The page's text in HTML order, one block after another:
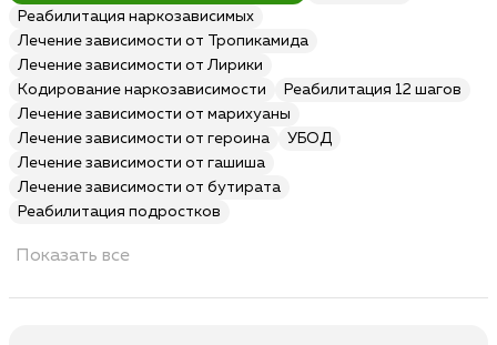
Реабилитация наркозависимых
Лечение зависимости от Тропикамида
Лечение зависимости от Лирики
Кодирование наркозависимости
Реабилитация 12 шагов
Лечение зависимости от марихуаны
Лечение зависимости от героина
УБОД
Лечение зависимости от гашиша
Лечение зависимости от бутирата
Реабилитация подростков
Показать все